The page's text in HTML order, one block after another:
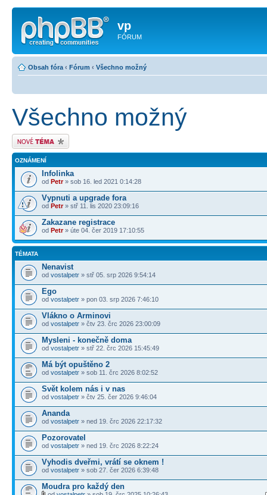
vp
FÓRUM
Obsah fóra ‹ Fórum ‹ Všechno možný
Všechno možný
Odeslat nové téma
OZNÁMENÍ
Infolinka
od Petr» sob 16. led 2021 0:14:28
Vypnuti a upgrade fora
od Petr» stř 11. lis 2020 23:09:16
Zakazane registrace
od Petr» úte 04. čer 2019 17:10:55
TÉMATA
Nenavist
od vostalpetr » stř 05. srp 2026 9:54:14
Ego
od vostalpetr » pon 03. srp 2026 7:46:10
Vlákno o Arminovi
od vostalpetr » čtv 23. črc 2026 23:00:09
Mysleni - konečně doma
od vostalpetr » stř 22. črc 2026 15:45:49
Má být opuštěno 2
od vostalpetr » sob 11. črc 2026 8:02:52
Svět kolem nás i v nas
od vostalpetr » čtv 25. čer 2026 9:46:04
Ananda
od vostalpetr » ned 19. črc 2026 22:17:32
Pozorovatel
od vostalpetr » ned 19. črc 2026 8:22:24
Vyhodis dveřmi, vrátí se oknem !
od vostalpetr » sob 27. čer 2026 6:39:48
Moudra pro každý den